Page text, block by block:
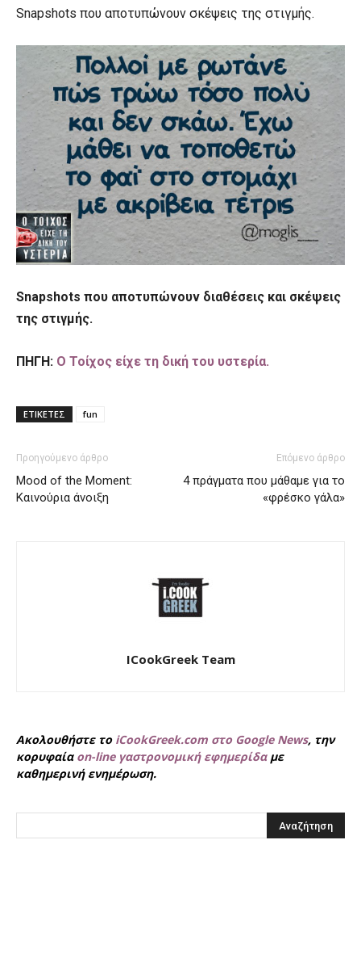
Snapshots που αποτυπώνουν σκέψεις της στιγμής.
Snapshots που αποτυπώνουν διαθέσεις και σκέψεις
της στιγμής.
ΠΗΓΗ: Ο Τοίχος είχε τη δική του υστερία.
ΕΤΙΚΕΤΕΣ fun
Προηγούμενο άρθρο
Mood of the Moment:
Καινούρια άνοιξη
Επόμενο άρθρο
4 πράγματα που μάθαμε για το
«φρέσκο γάλα»
ICookGreek Team
Ακολουθήστε το iCookGreek.com στο Google News, την
κορυφαία on-line γαστρονομική εφημερίδαμε
καθημερινή ενημέρωση.